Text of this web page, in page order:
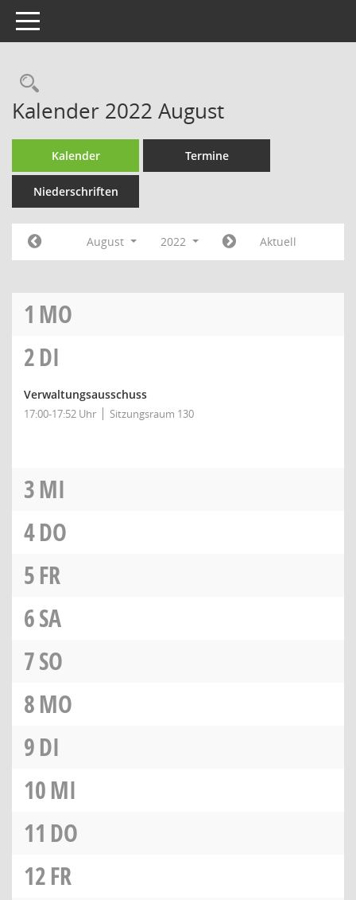
Toggle navigation
Rechercheauswahl
Kalender 2022 August
Kalender Termine
Niederschriften
August 2022 Aktuell
1 MO
2DI
Verwaltungsausschuss
17:00-17:52 Uhr Sitzungsraum 130
3MI
4DO
5FR
6SA
7SO
8MO
9DI
10MI
11 DO
12FR